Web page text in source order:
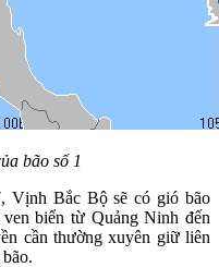
bão số 1
Vịnh Bắc Bộ sẽ có gió bão
biển từ Quảng Ninh đến
cần thường xuyên giữ liên